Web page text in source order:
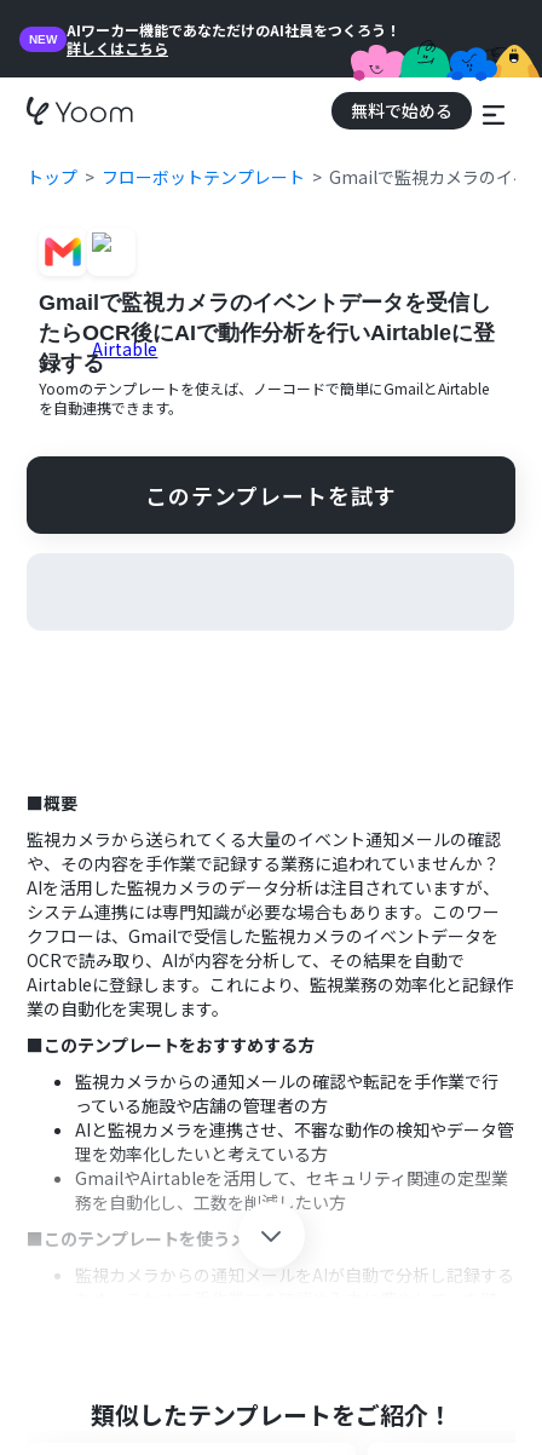
NEW
AIワーカー機能であなただけのAI社員をつくろう！
詳しくはこちら
無料で始める
トップ フローボットテンプレート Gmailで監視カメラのイベ
Gmailで監視カメラのイベントデータを受信し
たらOCR後にAIで動作分析を行いAirtableに登
録する
Yoomのテンプレートを使えば、ノーコードで簡単にGmailとAirtable
を自動連携できます。
このテンプレートを試す
■概要
監視カメラから送られてくる大量のイベント通知メールの確認
や、その内容を手作業で記録する業務に追われていませんか？
AIを活用した監視カメラのデータ分析は注目されていますが、
システム連携には専門知識が必要な場合もあります。このワー
クフローは、Gmailで受信した監視カメラのイベントデータを
OCRで読み取り、AIが内容を分析して、その結果を自動で
Airtableに登録します。これにより、監視業務の効率化と記録作
業の自動化を実現します。
■このテンプレートをおすすめする方
監視カメラからの通知メールの確認や転記を手作業で行
っている施設や店舗の管理者の方
AIと監視カメラを連携させ、不審な動作の検知やデータ管
理を効率化したいと考えている方
GmailやAirtableを活用して、セキュリティ関連の定型業
務を自動化し、工数を削減したい方
■このテンプレートを使うメリット
監視カメラからの通知メールをAIが自動で分析し記録する
■フローボットの流れ
類似したテンプレートをご紹介！